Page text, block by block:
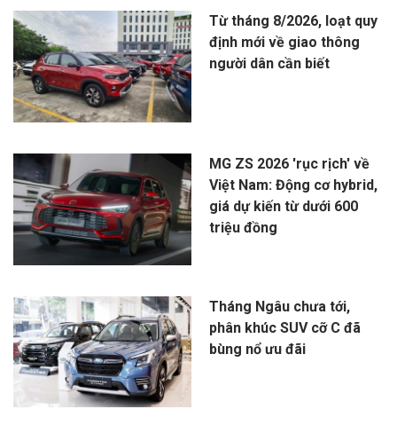
Từ tháng 8/2026, loạt quy
định mới về giao thông
người dân cần biết
MG ZS 2026 'rục rịch' về
Việt Nam: Động cơ hybrid,
giá dự kiến từ dưới 600
triệu đồng
Tháng Ngâu chưa tới,
phân khúc SUV cỡ C đã
bùng nổ ưu đãi